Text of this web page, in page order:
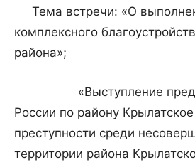
Тема встречи: «О
комплексного
района»;
«Выступление
России по району
преступности среди
территории района